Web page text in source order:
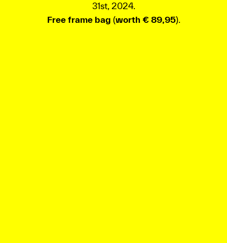
31st, 2024.
Free frame bag (worth € 89,95).